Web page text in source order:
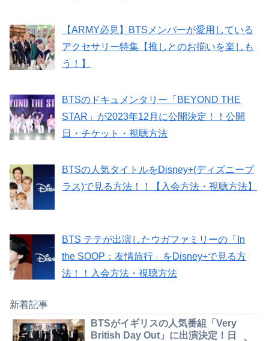
【ARMY必見】BTSメンバーが愛用している
アクセサリー特集【推しとのお揃いを楽しも
う！】
BTSのドキュメンタリー「BEYOND THE
STAR」が2023年12月に公開決定！！公開
日・チケット・視聴方法
BTSの人気タイトルをDisney+(ディズニープ
ラス)で見る方法！！【入会方法・視聴方法】
BTS テテが出演したウガファミリーの「In
the SOOP：友情旅行」をDisney+で見る方
法！！入会方法・視聴方法
新着記事
BTSがイギリスの人気番組「Very
British Day Out」に出演決定！日